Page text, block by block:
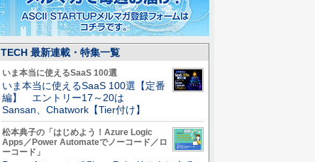
TECH 最新連載・特集一覧
いま本当に使えるSaaS 100選
いま本当に使えるSaaS 100選【定番
編】 エントリー17～20は
Sansan、Chatwork【Tier付け】
松本典子の「はじめよう！Azure Logic
Apps／Power Automateでノーコード／ロ
ーコード」